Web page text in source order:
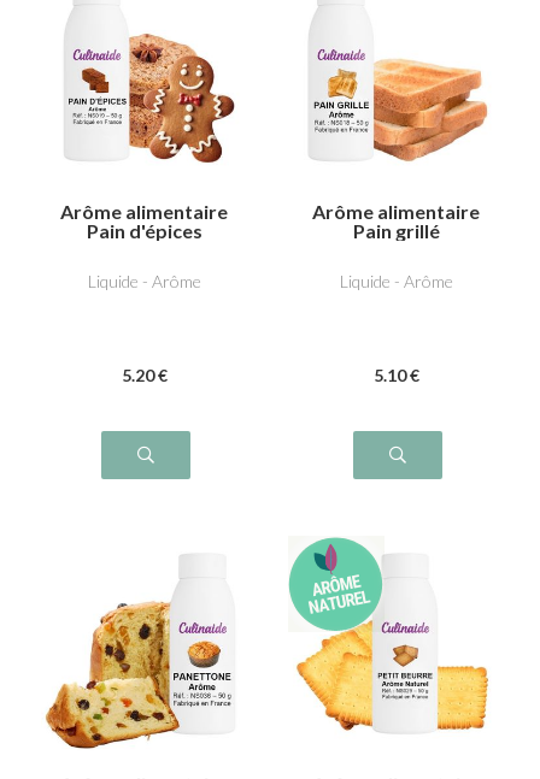
Arôme alimentaire
Pain d'épices
Liquide - Arôme
5.20 €
Arôme alimentaire
Pain grillé
Liquide - Arôme
5.10 €